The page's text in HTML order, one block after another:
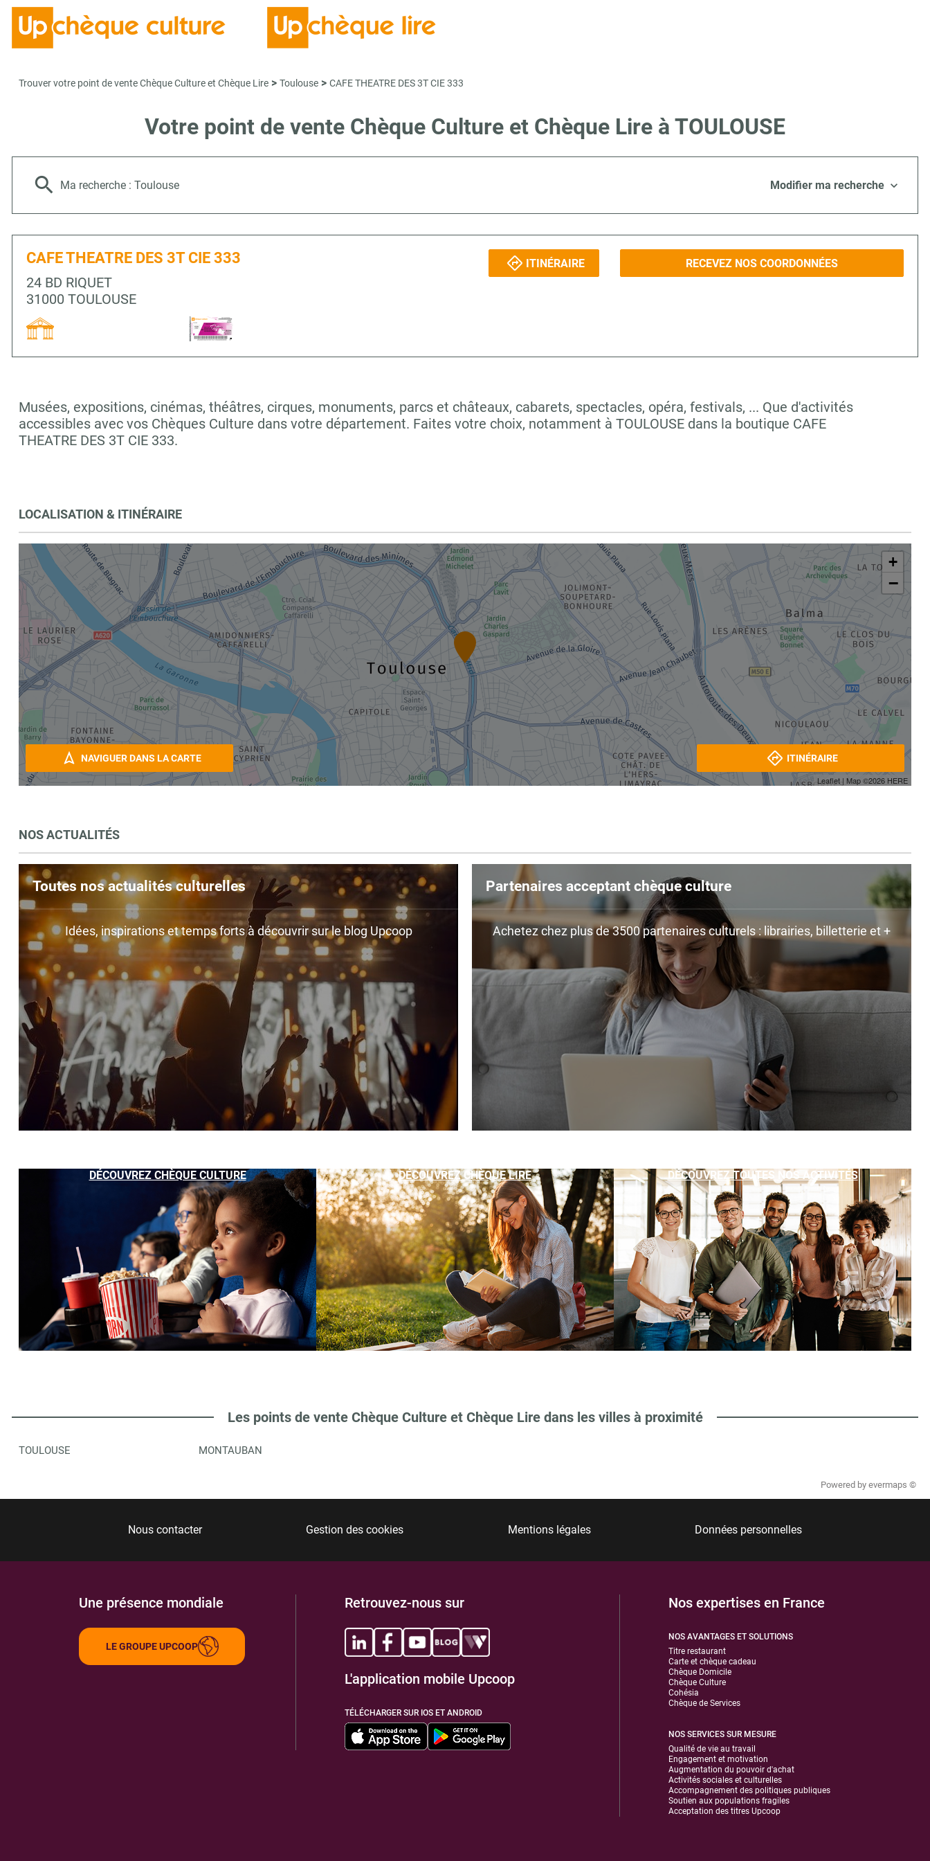
Trouver votre point de vente Chèque Culture et Chèque Lire > Toulouse > CAFE THEATRE DES 3T CIE 333
Votre point de vente Chèque Culture et Chèque Lire à TOULOUSE
Ma recherche : Toulouse Modifier ma recherche
CAFE THEATRE DES 3T CIE 333
24 BD RIQUET
31000 TOULOUSE
ITINÉRAIRE RECEVEZ NOS COORDONNÉES
Musées, expositions, cinémas, théâtres, cirques, monuments, parcs et châteaux, cabarets, spectacles, opéra, festivals, ... Que d'activités
accessibles avec vos Chèques Culture dans votre département. Faites votre choix, notamment à TOULOUSE dans la boutique CAFE
THEATRE DES 3T CIE 333.
LOCALISATION & ITINÉRAIRE
+
−
Leaflet | Map ©2026 HERE
NAVIGUER DANS LA CARTE ITINÉRAIRE
NOS ACTUALITÉS
Toutes nos actualités culturelles
Idées, inspirations et temps forts à découvrir sur le blog Upcoop
Partenaires acceptant chèque culture
Achetez chez plus de 3500 partenaires culturels : librairies, billetterie et +
DÉCOUVREZ CHÈQUE CULTURE DÉCOUVREZ CHÈQUE LIRE DÉCOUVREZ TOUTES NOS ACTIVITÉS
Les points de vente Chèque Culture et Chèque Lire dans les villes à proximité
TOULOUSE MONTAUBAN
Powered by evermaps ©
Nous contacter Gestion des cookies Mentions légales Données personnelles
Une présence mondiale
LE GROUPE UPCOOP
Retrouvez-nous sur
L'application mobile Upcoop
TÉLÉCHARGER SUR IOS ET ANDROID
Nos expertises en France
NOS AVANTAGES ET SOLUTIONS
Titre restaurant
Carte et chèque cadeau
Chèque Domicile
Chèque Culture
Cohésia
Chèque de Services
NOS SERVICES SUR MESURE
Qualité de vie au travail
Engagement et motivation
Augmentation du pouvoir d'achat
Activités sociales et culturelles
Accompagnement des politiques publiques
Soutien aux populations fragiles
Acceptation des titres Upcoop